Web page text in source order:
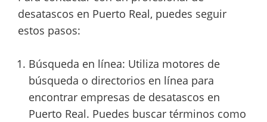
desatascos en Puerto Real, puedes seguir
estos pasos:
Búsqueda en línea: Utiliza motores de
búsqueda o directorios en línea para
encontrar empresas de desatascos en
Puerto Real. Puedes buscar términos como